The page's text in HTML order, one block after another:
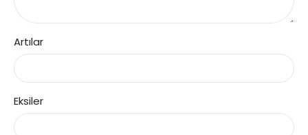
Artılar
Eksiler